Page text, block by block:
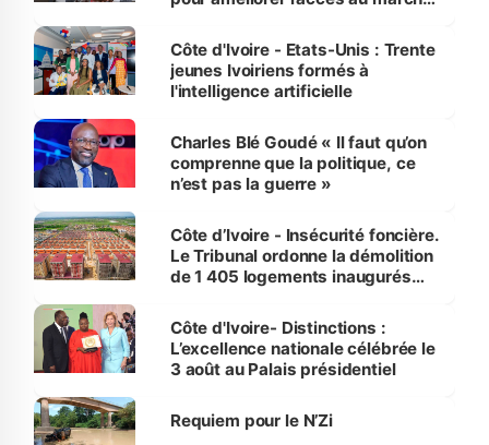
Côte d'Ivoire - Etats-Unis : Trente
jeunes Ivoiriens formés à
l'intelligence artificielle
Charles Blé Goudé « Il faut qu’on
comprenne que la politique, ce
n’est pas la guerre »
Côte d’Ivoire - Insécurité foncière.
Le Tribunal ordonne la démolition
de 1 405 logements inaugurés
Bassam
Côte d'Ivoire- Distinctions :
L’excellence nationale célébrée le
3 août au Palais présidentiel
Requiem pour le N’Zi